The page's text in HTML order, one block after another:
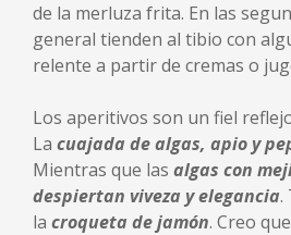
de la merluza frita. En las
general tienden al tibio con
relente a partir de cremas o
Los aperitivos son un fiel
La cuajada de algas, apio y
Mientras que las algas con
despiertan viveza y elegancia.
la croqueta de jamón. Creo